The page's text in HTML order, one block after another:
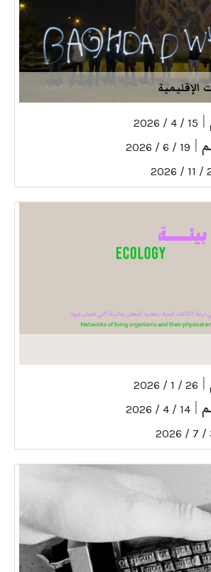
الإقليمية
15 / 4 / 2026
19 / 6 / 2026
20
26 / 1 / 2026
14 / 4 / 2026